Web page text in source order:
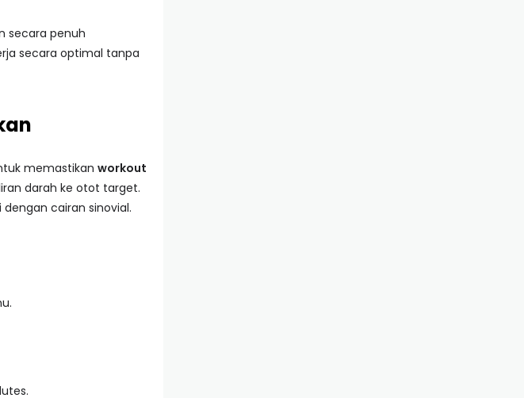
secara penuh
secara optimal tanpa
memastikan workout
darah ke otot target.
cairan sinovial.